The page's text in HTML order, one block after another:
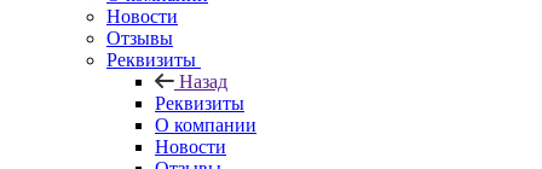
Новости
Отзывы
Реквизиты
Назад
Реквизиты
О компании
Новости